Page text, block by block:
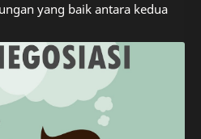
yang baik antara kedua